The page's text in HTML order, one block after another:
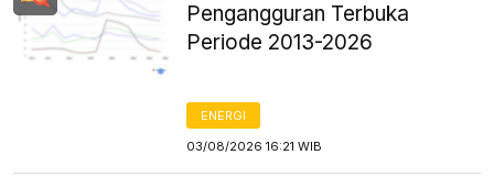
Pengangguran Terbuka
Periode 2013-2026
ENERGI
03/08/2026 16:21 WIB